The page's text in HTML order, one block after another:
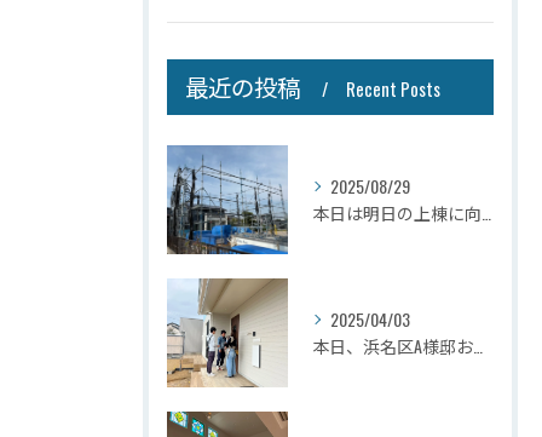
最近の投稿 Recent Posts
2025/08/29
2025/04/03